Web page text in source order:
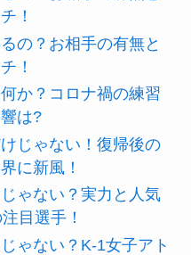
！
の？お相手の有無と
！
か？コロナ禍の練習
は?
じゃない！復帰後の
に新風！
ゃない？実力と人気
目選手！
ゃない？K-1女子アト